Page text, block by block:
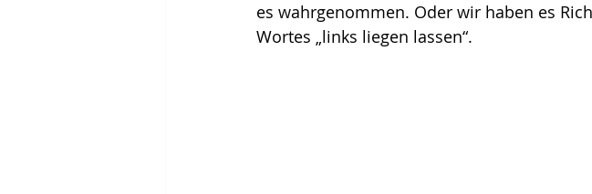
es wahrgenommen. Oder wir haben es
Wortes „links liegen lassen“.